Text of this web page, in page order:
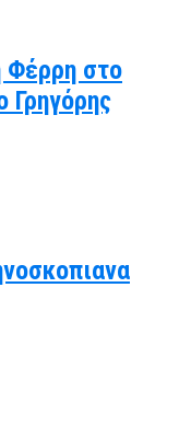
στο
Γρηγόρης